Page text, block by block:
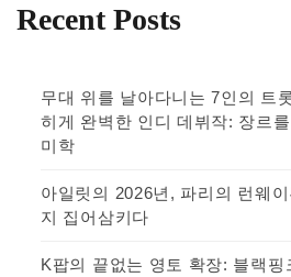
Recent Posts
무대 위를 날아다니는 7인의 트
히게 완벽한 인디 데뷔작: 장르
미학
아일릿의 2026년, 파리의 런웨
지 집어삼키다
K팝의 끝없는 영토 확장: 블랙핑